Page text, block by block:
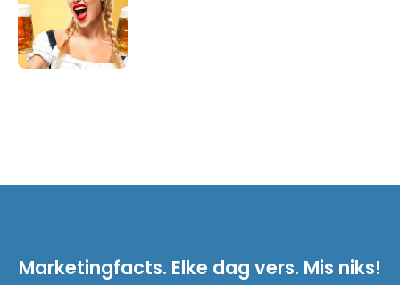
Marketingfacts. Elke dag vers. Mis niks!